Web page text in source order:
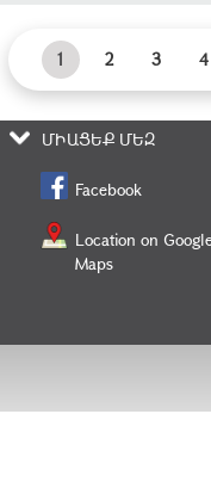
1 2 3 4
ՄԻԱՑԵՔ ՄԵԶ
Facebook
Location on
Maps